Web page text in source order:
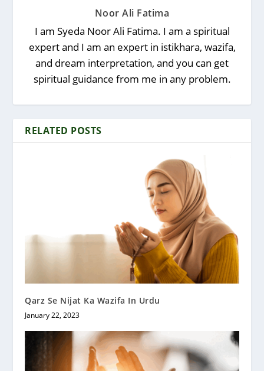
Noor Ali Fatima
I am Syeda Noor Ali Fatima. I am a spiritual
expert and I am an expert in istikhara, wazifa,
and dream interpretation, and you can get
spiritual guidance from me in any problem.
RELATED POSTS
Qarz Se Nijat Ka Wazifa In Urdu
January 22, 2023